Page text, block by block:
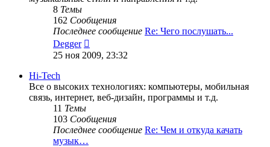
8 Темы
162 Сообщения
Последнее сообщение Re: Чего послушать...
Degger
к
25 ноя 2009, 23:32
Hi-Tech
Все о высоких технологиях: компьютеры, мобильная
связь, интернет, веб-дизайн, программы и т.д.
11 Темы
103 Сообщения
Последнее сообщение Re: Чем и откуда качать
музык…